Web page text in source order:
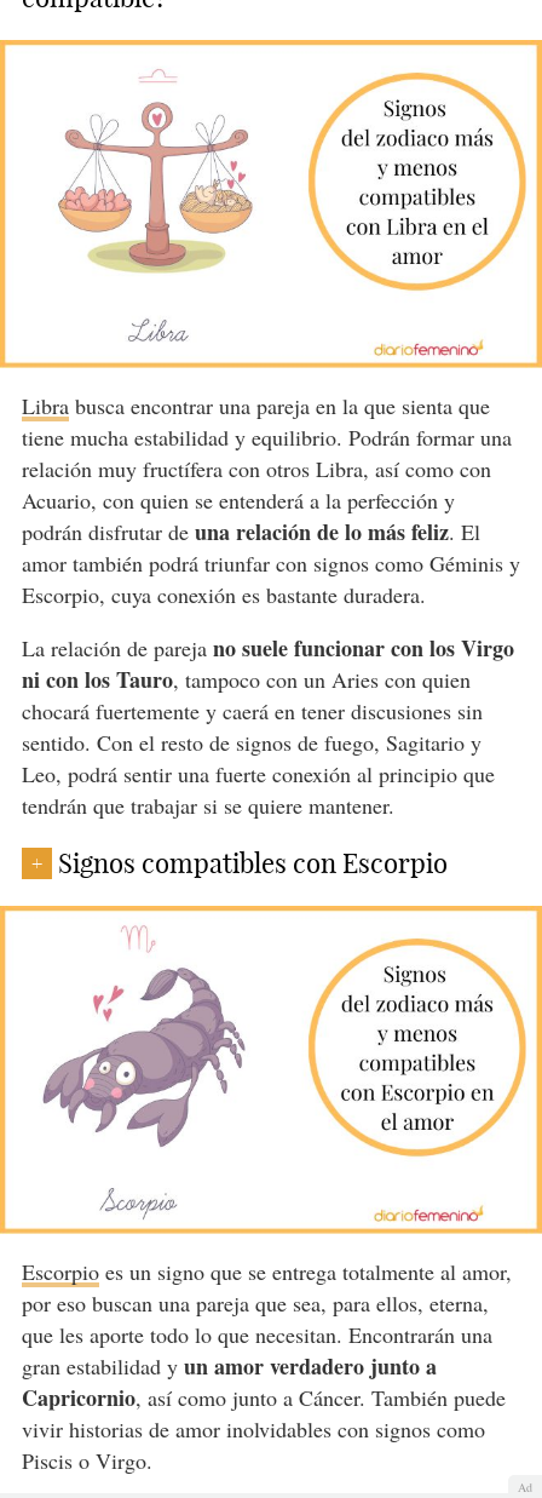
Librabusca encontrar una pareja en la que sienta que
tiene mucha estabilidad y equilibrio. Podrán formar una
relación muy fructífera con otros Libra, así como con
Acuario, con quien se entenderá a la perfección y
podrán disfrutar de una relación de lo más feliz. El
amor también podrá triunfar con signos como Géminis y
Escorpio, cuya conexión es bastante duradera.
La relación de pareja no suele funcionar con los Virgo
ni con los Tauro, tampoco con un Aries con quien
chocará fuertemente y caerá en tener discusiones sin
sentido. Con el resto de signos de fuego, Sagitario y
Leo, podrá sentir una fuerte conexión al principio que
tendrán que trabajar si se quiere mantener.
+ Signos compatibles con Escorpio
Escorpioes un signo que se entrega totalmente al amor,
por eso buscan una pareja que sea, para ellos, eterna,
que les aporte todo lo que necesitan. Encontrarán una
gran estabilidad y un amor verdadero junto a
Capricornio, así como junto a Cáncer. También puede
vivir historias de amor inolvidables con signos como
Piscis o Virgo.
Ad